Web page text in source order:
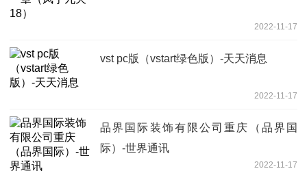
2022-11-17
vst pc版（vstart绿色版）-天天消息
2022-11-17
品界国际装饰有限公司重庆（品界国
际）-世界通讯
2022-11-17